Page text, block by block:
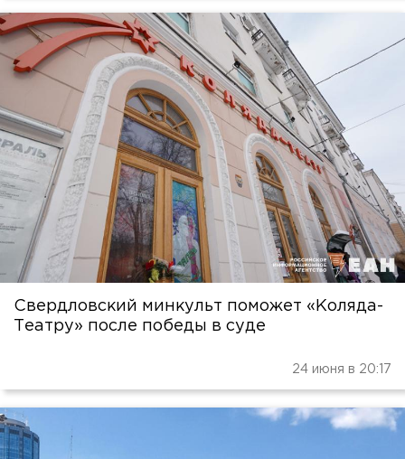
Свердловский минкульт поможет «Коляда-
Театру» после победы в суде
24 июня в 20:17